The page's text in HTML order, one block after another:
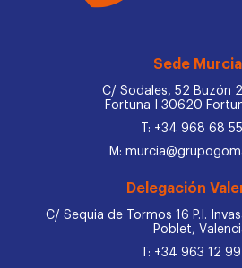
Sede Murcia_
C/ Sodales, 52 Buzón
Fortuna I 30620
T: +34 968 68
M:
Delegación
C/ Sequia de Tormos 16 P.I.
Poblet,
T: +34 963 12